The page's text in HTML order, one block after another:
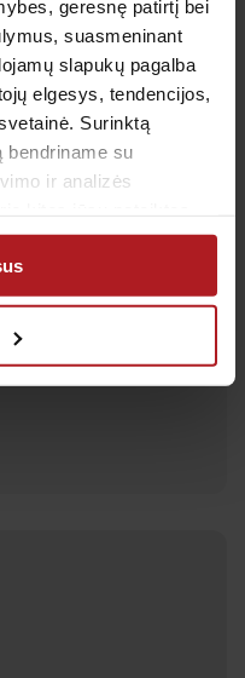
geresnę patirtį bei
suasmeninant
slapukų pagalba
elgesys, tendencijos,
Surinktą
bendriname su
ir analizės
informacijos.
:D